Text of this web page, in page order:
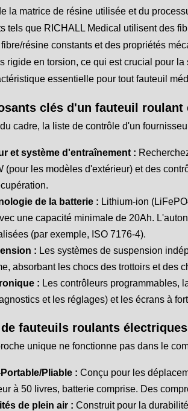
la matrice de résine utilisée et du
tels que RICHALL Medical utilisent des
résine constants et des propriétés
rigide en torsion, ce qui est crucial pour
essentielle pour tout fauteuil
clés d'un fauteuil
cadre, la liste de contrôle d'un
et système d'entraînement :
(pour les modèles d'extérieur) et des
de la batterie : Lithium-ion
une capacité minimale de 20Ah.
(par exemple, ISO 7176-4).
: Les systèmes de suspension
absorbant les chocs des trottoirs et des
: Les contrôleurs programmables,
et les réglages) et les écrans à
de fauteuils roulants
unique ne fonctionne pas dans le
Pliable : Conçu pour les
à 50 livres, batterie comprise. Des
de plein air : Construit pour la